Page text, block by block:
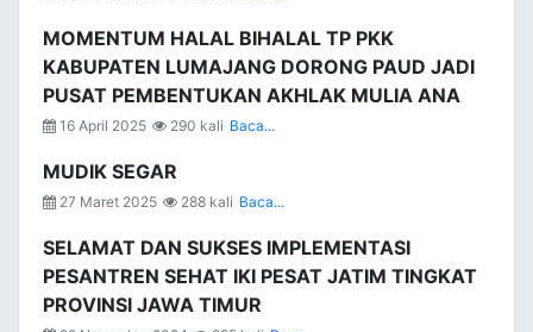
MOMENTUM HALAL BIHALAL TP PKK
KABUPATEN LUMAJANG DORONG PAUD JADI
PUSAT PEMBENTUKAN AKHLAK MULIA ANA
16 April 2025 290 kali Baca...
MUDIK SEGAR
27 Maret 2025 288 kali Baca...
SELAMAT DAN SUKSES IMPLEMENTASI
PESANTREN SEHAT IKI PESAT JATIM TINGKAT
PROVINSI JAWA TIMUR